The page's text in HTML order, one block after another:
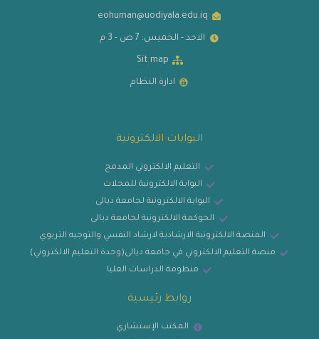
eohuman@uodiyala.edu.iq
الاحد - الخميس: 7 ص - 3 م
Sit map
ادارة النظام
البوابات الالكترونية
التعليم الالكتروني المدمج
البوابة الالكترونية للمجلات
البوابة الالكترونية لجامعة ديالى
الحوكمة الالكترونية لجامعة ديالى
المنصة الالكترونية الارشادية لارشاد النفسي والتوجيه التربوي
منصة التعليم الالكتروني في جامعة ديالى(وحدة التعليم الالكتروني)
منظومة الدراسات العليا
روابط رئيسية
المكتب الإستشاري